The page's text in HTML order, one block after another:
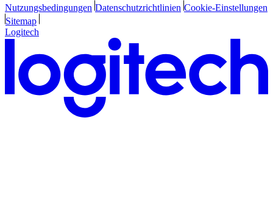
Nutzungsbedingungen Datenschutzrichtlinien Cookie-Einstellungen
Sitemap
Logitech